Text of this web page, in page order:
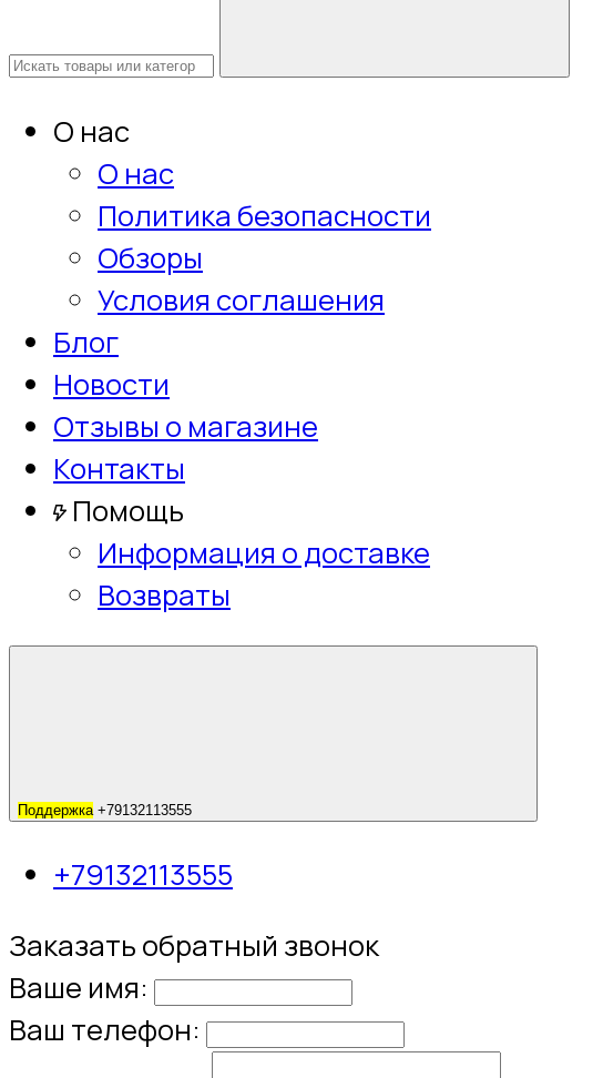
О нас
О нас
Политика безопасности
Обзоры
Условия соглашения
Блог
Новости
Отзывы о магазине
Контакты
Помощь
Информация о доставке
Возвраты
Поддержка +79132113555
+79132113555
Заказать обратный звонок
Ваше имя:
Ваш телефон: